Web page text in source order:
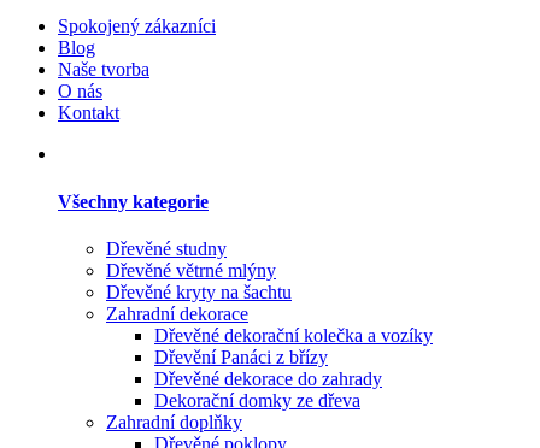
Spokojený zákazníci
Blog
Naše tvorba
O nás
Kontakt
Všechny kategorie
Dřevěné studny
Dřevěné větrné mlýny
Dřevěné kryty na šachtu
Zahradní dekorace
Dřevěné dekorační kolečka a vozíky
Dřevění Panáci z břízy
Dřevěné dekorace do zahrady
Dekorační domky ze dřeva
Zahradní doplňky
Dřevěné poklopy